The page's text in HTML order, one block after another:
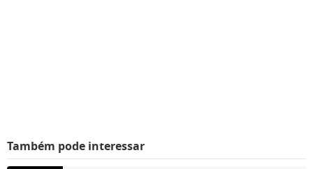
Também pode interessar